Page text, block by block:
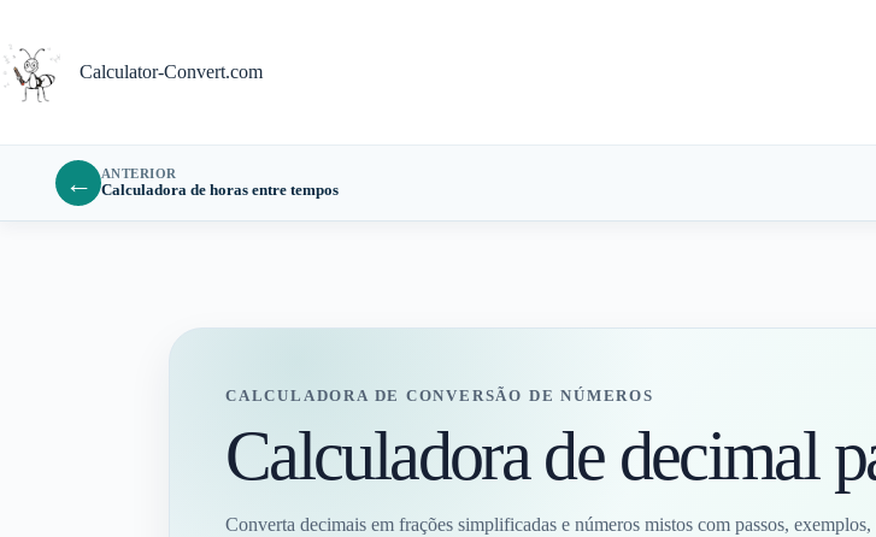
o
conteúdo
Calculator-Convert.com
← ANTERIOR
Calculadora de horas entre tempos
CALCULADORA DE CONVERSÃO DE NÚMEROS
Calculadora de decimal
Converta decimais em frações simplificadas e números mistos com passos,